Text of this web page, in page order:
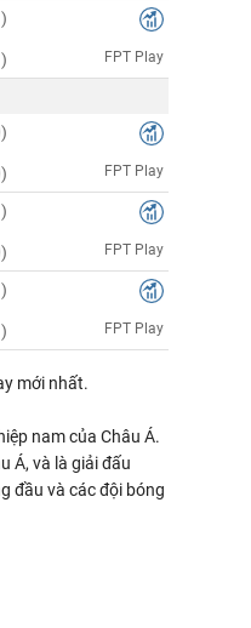
FPT Play
FPT Play
FPT Play
FPT Play
mới nhất.
nam của Châu Á.
Á, và là giải đấu
đầu và các đội bóng